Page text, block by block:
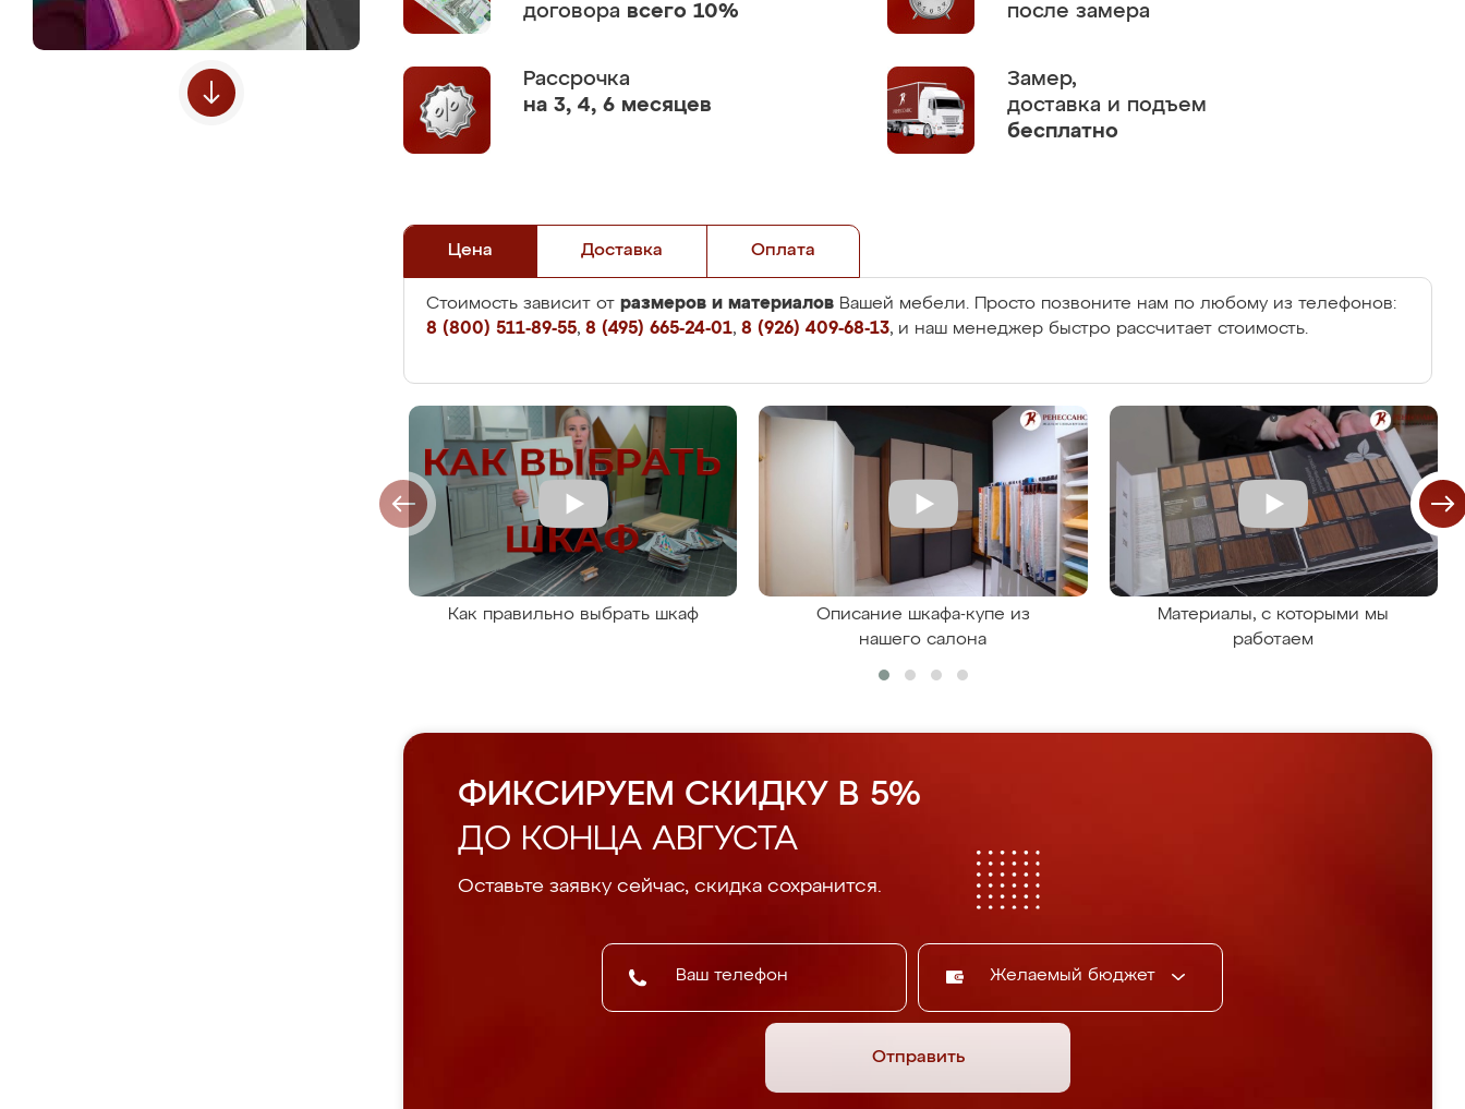
договора всего 10%
после замера
Рассрочка
на 3, 4, 6 месяцев
Замер,
доставка и подъем
бесплатно
Цена Доставка Оплата
Стоимость зависит от размеров и материалов Вашей мебели. Просто позвоните нам по любому из телефонов:
8 (800) 511-89-55, 8 (495) 665-24-01, 8 (926) 409-68-13, и наш менеджер быстро рассчитает стоимость.
Как правильно выбрать шкаф
Описание шкафа-купе из
нашего салона
Материалы, с которыми мы
работаем
ФИКСИРУЕМ СКИДКУ В 5%
ДО КОНЦА АВГУСТА
Оставьте заявку сейчас, скидка сохранится.
Желаемый бюджет
Отправить